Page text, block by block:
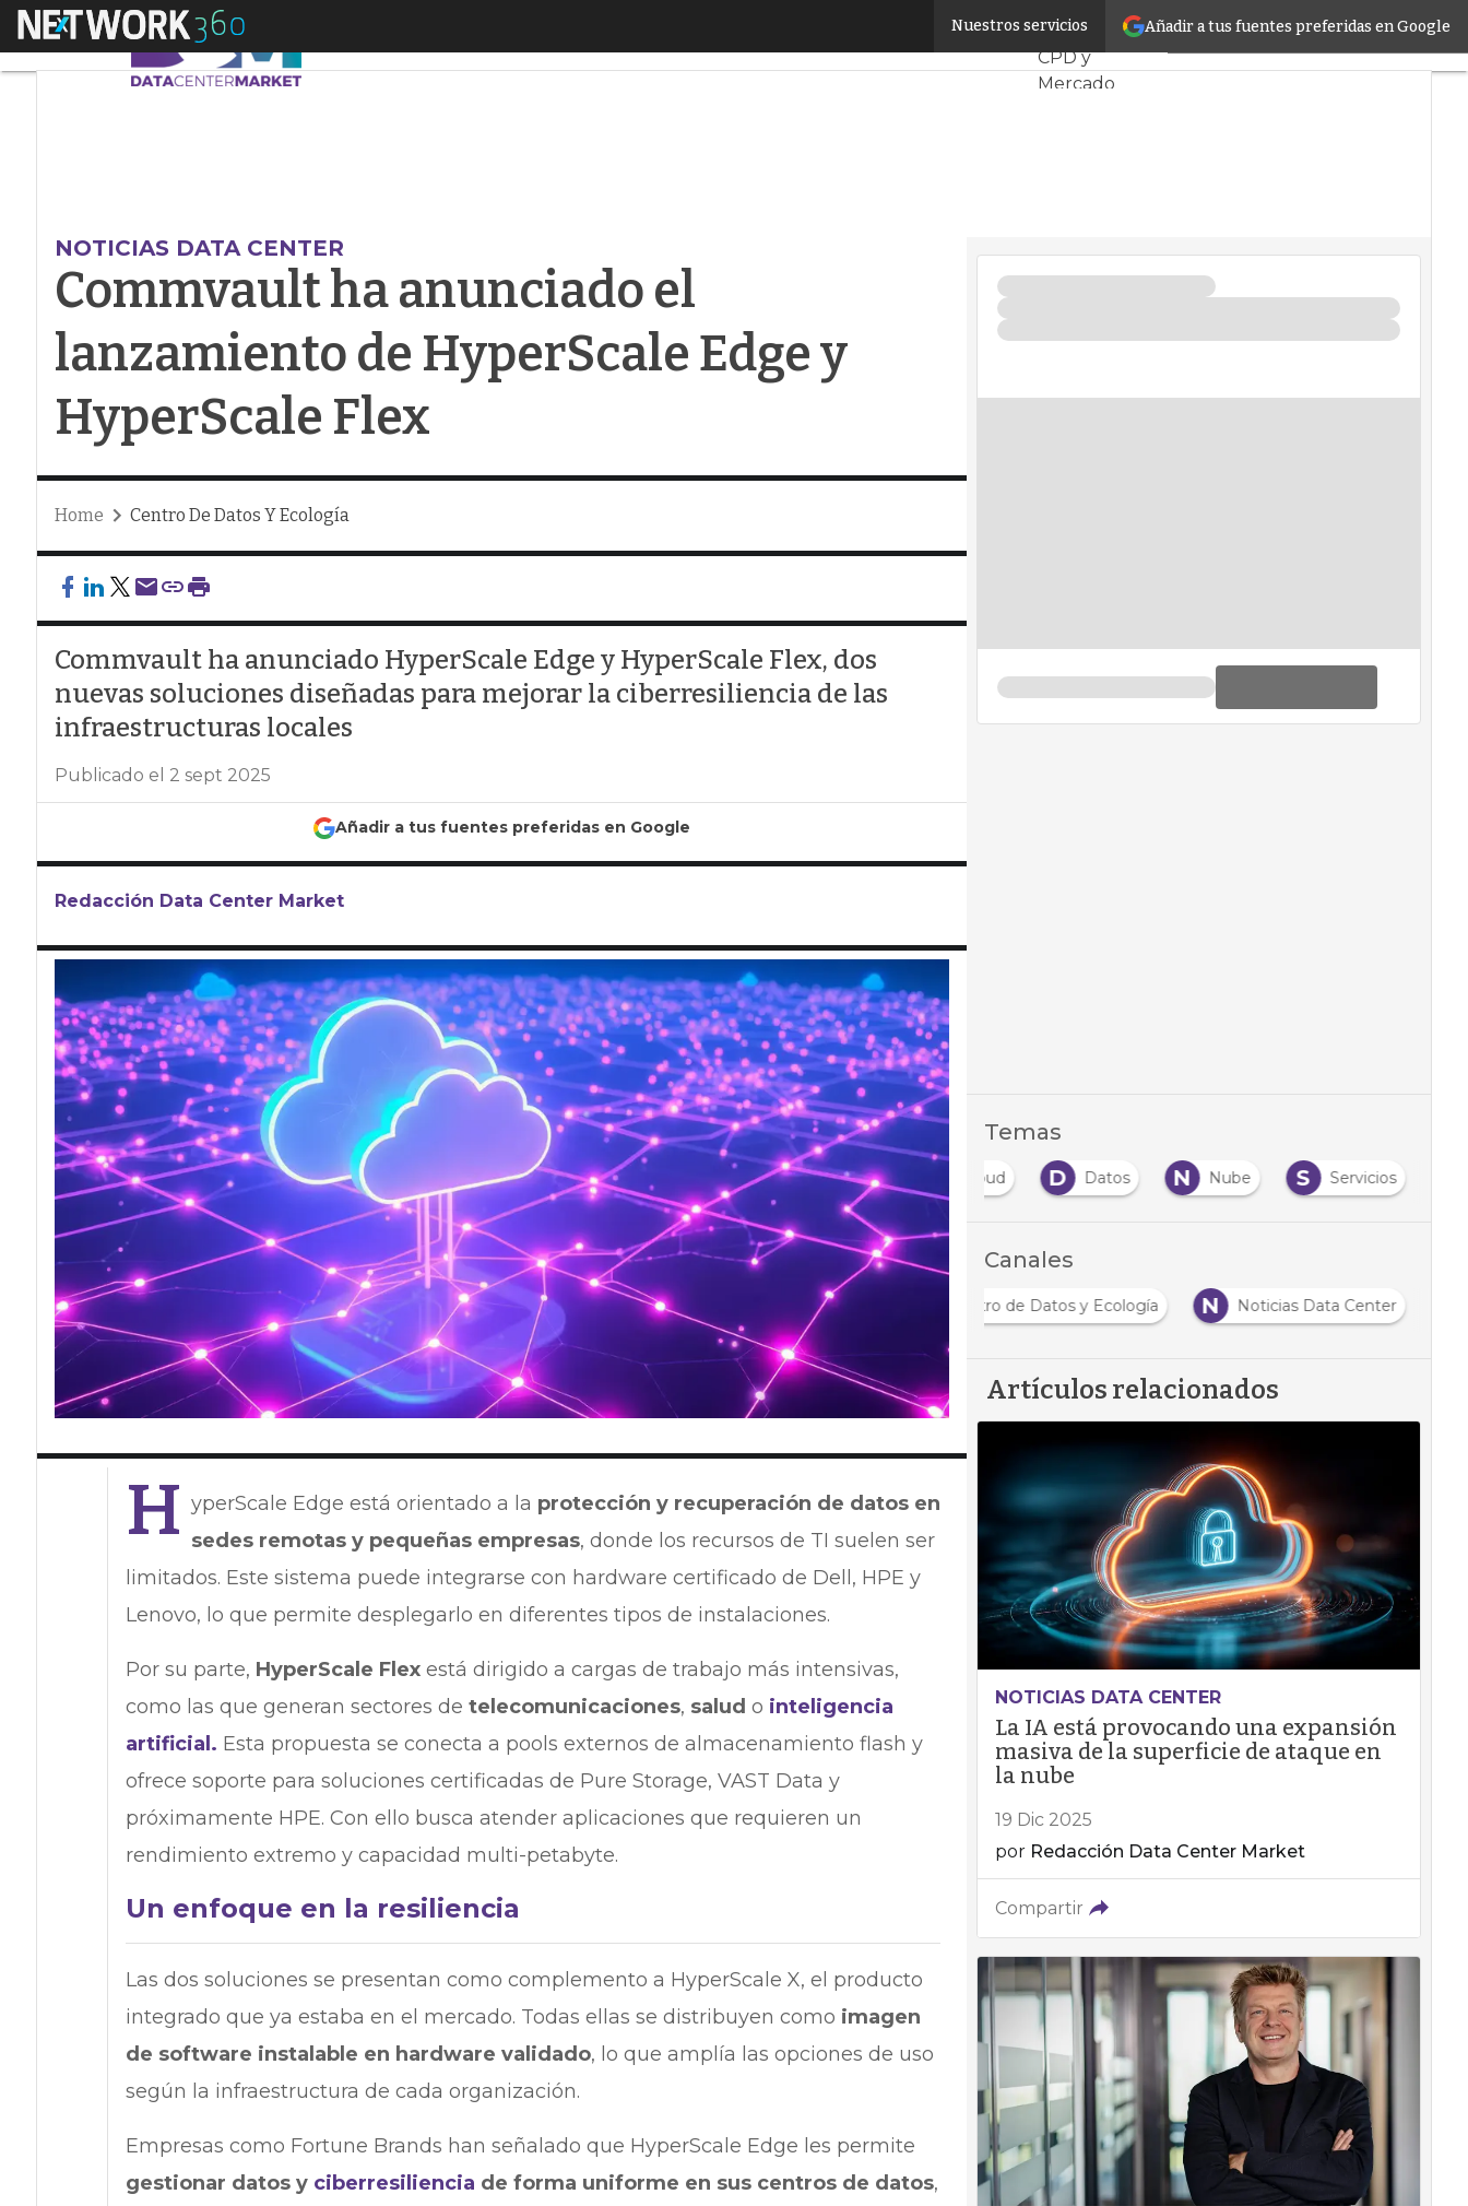
Añadir a tus fuentes preferidas en Google
Nuestros servicios
Menú Commvault ha anunciado el lanzamiento de HyperScale Edge y HyperScale FlexServidores
CPD y
Mercado
Artificial
NOTICIAS DATA CENTER
Commvault ha anunciado el
lanzamiento de HyperScale Edge y
HyperScale Flex
Home Centro De Datos Y Ecología
Commvault ha anunciado HyperScale Edge y HyperScale Flex, dos
nuevas soluciones diseñadas para mejorar la ciberresiliencia de las
infraestructuras locales
Publicado el 2 sept 2025
Añadir a tus fuentes preferidas en Google
Redacción Data Center Market
H yperScale Edge está orientado a la protección y recuperación de datos en
sedes remotas y pequeñas empresas, donde los recursos de TI suelen ser
limitados. Este sistema puede integrarse con hardware certificado de Dell, HPE y
Lenovo, lo que permite desplegarlo en diferentes tipos de instalaciones.
Por su parte, HyperScale Flexestá dirigido a cargas de trabajo más intensivas,
como las que generan sectores de telecomunicaciones, salud o inteligencia
artificial. Esta propuesta se conecta a pools externos de almacenamiento flash y
ofrece soporte para soluciones certificadas de Pure Storage, VAST Data y
próximamente HPE. Con ello busca atender aplicaciones que requieren un
rendimiento extremo y capacidad multi-petabyte.
Un enfoque en la resiliencia
Las dos soluciones se presentan como complemento a HyperScale X, el producto
integrado que ya estaba en el mercado. Todas ellas se distribuyen como imagen
de software instalable en hardware validado, lo que amplía las opciones de uso
según la infraestructura de cada organización.
Empresas como Fortune Brands han señalado que HyperScale Edge les permite
gestionar datos y ciberresiliencia de forma uniforme en sus centros de datos,
Temas
Cloud D Datos N Nube S Servicios
Canales
Centro de Datos y Ecología N Noticias Data Center
Artículos relacionados
NOTICIAS DATA CENTER
La IA está provocando una expansión
masiva de la superficie de ataque en
la nube
19 Dic 2025
por Redacción Data Center Market
Compartir